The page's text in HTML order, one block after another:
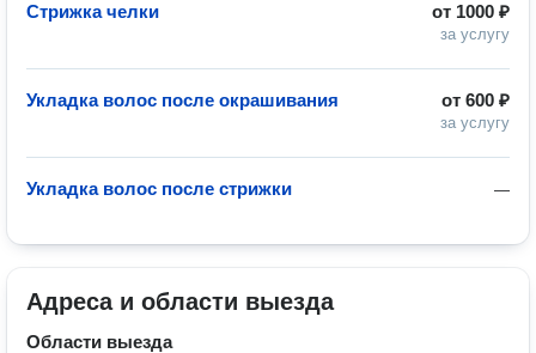
от 1000 ₽
за услугу
Стрижка челки
от 600 ₽
за услугу
Укладка волос после окрашивания
—
Укладка волос после стрижки
Адреса и области выезда
Области выезда